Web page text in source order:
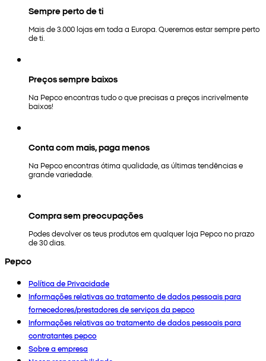
Sempre perto de ti
Mais de 3.000 lojas em toda a Europa. Queremos estar sempre perto
de ti.
Preços sempre baixos
Na Pepco encontras tudo o que precisas a preços incrivelmente
baixos!
Conta com mais, paga menos
Na Pepco encontras ótima qualidade, as últimas tendências e
grande variedade.
Compra sem preocupações
Podes devolver os teus produtos em qualquer loja Pepco no prazo
de 30 dias.
Pepco
Política de Privacidade
Informações relativas ao tratamento de dados pessoais para
fornecedores/prestadores de serviços da pepco
Informações relativas ao tratamento de dados pessoais para
contratantes pepco
Sobre a empresa